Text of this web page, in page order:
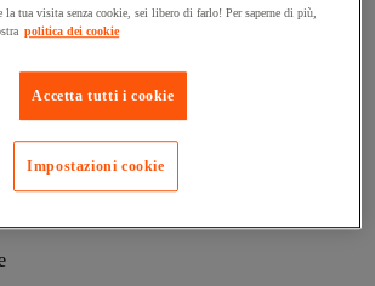
per sgrassaggio
studi medici
di medicina generale
per studi medici
la tua visita senza cookie, sei libero di farlo! Per saperne di più,
politica dei cookie
Accetta tutti i cookie
Impostazioni cookie